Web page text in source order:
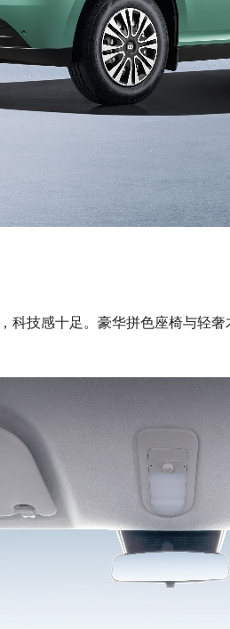
科技感十足。豪华拼色座椅与轻